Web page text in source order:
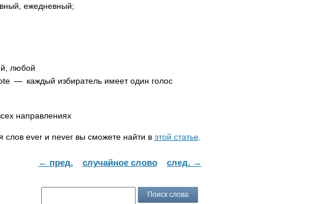
ежедневный;
любой
— каждый избиратель имеет один голос
направлениях
слов ever и never вы сможете найти в этой статье
← пред. случайное слово след. →